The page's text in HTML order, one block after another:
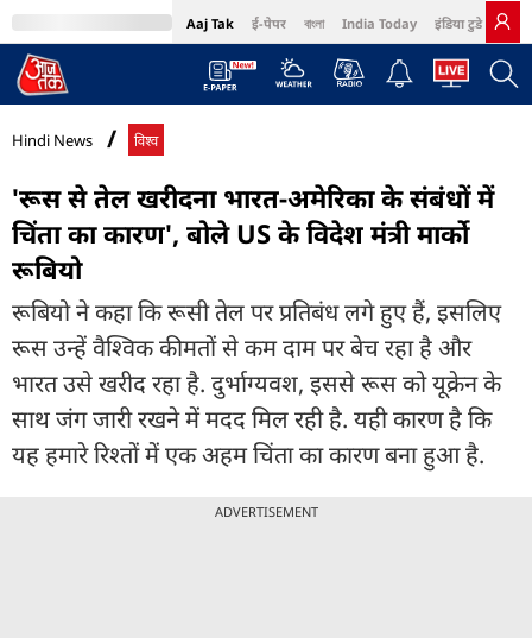
Aaj Tak ई-पेपर বাংলা India Today इंडिया टुडे हिंदी
MumbaiTak Cosmopolitan Harper's Bazaar Northeast
Hindi News विश्व
'रूस से तेल खरीदना भारत-अमेरिका के संबंधों में
चिंता का कारण', बोले US के विदेश मंत्री मार्को
रूबियो
रूबियो ने कहा कि रूसी तेल पर प्रतिबंध लगे हुए हैं, इसलिए
रूस उन्हें वैश्विक कीमतों से कम दाम पर बेच रहा है और
भारत उसे खरीद रहा है. दुर्भाग्यवश, इससे रूस को यूक्रेन के
साथ जंग जारी रखने में मदद मिल रही है. यही कारण है कि
यह हमारे रिश्तों में एक अहम चिंता का कारण बना हुआ है.
ADVERTISEMENT